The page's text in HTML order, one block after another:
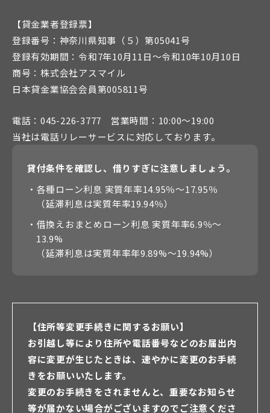
【貸金業者登録票】
登録番号：神奈川県知事（５）第05041号
登録有効期間：令和7年10月11日～令和10年10月10日
商号：株式会社アスマイル
日本貸金業協会会員第005811号
電話：045-226-3777 営業時間：10:00～19:00
当社は電話リレーサービスに対応しております。
貸付条件を確認し、借りすぎに注意しましょう。
・各種ローン利息 実質年率14.95％〜17.95％
（延滞利息は実質年率19.94％）
・借換えおまとめローン利息 実質年率6.9％〜
13.9%
（延滞利息は実質年率年9.89%〜19.94%）
【住所等変更手続きに関するお願い】
お引越し等により住所や電話番号などのお届出内
容に変更が生じたときは、速やかに変更のお手続
きをお願いいたします。
変更のお手続きをされませんと、重要なお知らせ
等が届かない場合がございますのでご注意くださ